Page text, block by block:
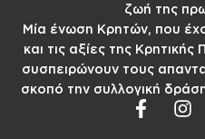
ζωή της
Μία ένωση Κρητών, που
και τις αξίες της
συσπειρώνουν τους
σκοπό την συλλογική